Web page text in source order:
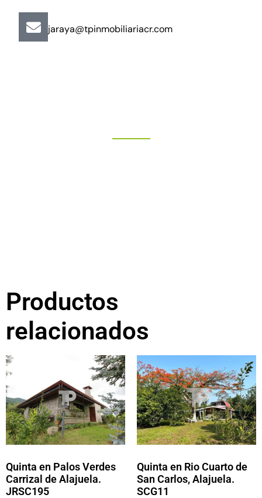
jaraya@tpinmobiliariacr.com
Productos
relacionados
Quinta en Palos Verdes
Carrizal de Alajuela.
JRSC195
Quinta en Rio Cuarto de
San Carlos, Alajuela.
SCG11